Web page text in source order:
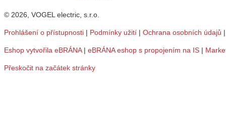
© 2026, VOGEL electric, s.r.o.
Prohlášení o přístupnosti | Podmínky užití | Ochrana osobních údajů
Eshop vytvořila eBRÁNA| eBRÁNA eshop s propojením na IS |
Přeskočit na začátek stránky